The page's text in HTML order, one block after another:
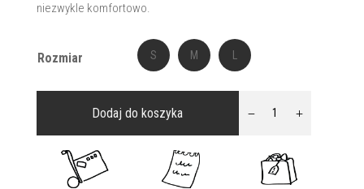
niezwykle komfortowo.
Rozmiar S M
Spodnie
Dresowe
Różowe
Ariana
Dodaj do koszyka